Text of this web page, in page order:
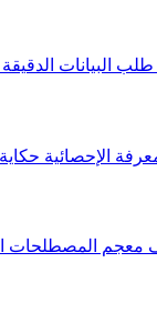
طلب البيانات الدقيقة
الإحصائية
معجم المصطلحات